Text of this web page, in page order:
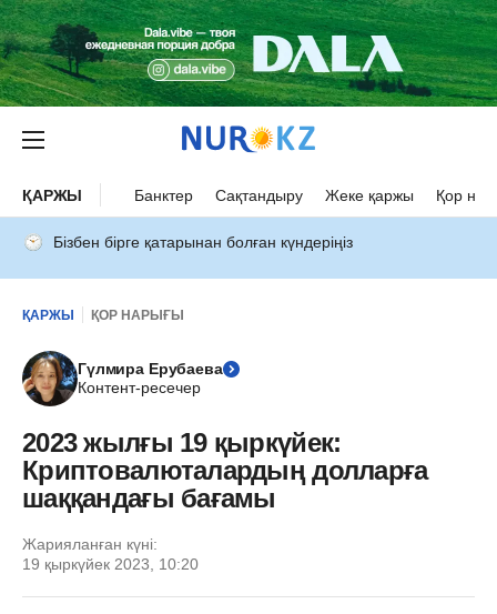
ҚАРЖЫ Банктер Сақтандыру Жеке қаржы Қор
Бізбен бірге қатарынан болған күндеріңіз
ҚАРЖЫ ҚОР НАРЫҒЫ
Гүлмира Ерубаева
Контент-ресечер
2023 жылғы 19 қыркүйек:
Криптовалюталардың долларға
шаққандағы бағамы
Жарияланған күні:
19 қыркүйек 2023, 10:20